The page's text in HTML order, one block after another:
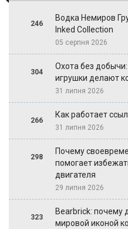
246
Водка Немиров
Inked Collection
05 серпня 2026
304
Охота без
игрушки делают
31 липня 2026
266
Как работает
31 липня 2026
298
Почему
помогает
двигателя
29 липня 2026
323
Bearbrick: почему
мировой иконой